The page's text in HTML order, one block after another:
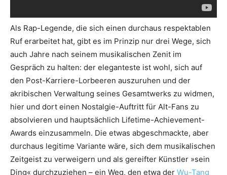
Als Rap-Legende, die sich einen durchaus respektablen
Ruf erarbeitet hat, gibt es im Prinzip nur drei Wege, sich
auch Jahre nach seinem musikalischen Zenit im
Gespräch zu halten: der eleganteste ist wohl, sich auf
den Post-Karriere-Lorbeeren auszuruhen und der
akribischen Verwaltung seines Gesamtwerks zu widmen,
hier und dort einen Nostalgie-Auftritt für Alt-Fans zu
absolvieren und hauptsächlich Lifetime-Achievement-
Awards einzusammeln. Die etwas abgeschmackte, aber
durchaus legitime Variante wäre, sich dem musikalischen
Zeitgeist zu verweigern und als gereifter Künstler »sein
Ding« durchzuziehen – ein Weg, den etwa der Wu-Tang